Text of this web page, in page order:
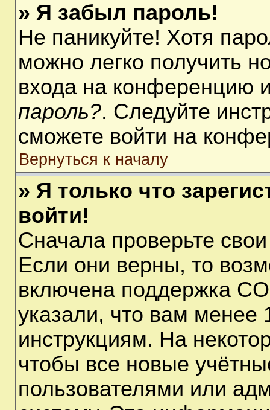
» Я забыл пароль!
Не паникуйте! Хотя
можно легко получить
входа на конференцию
пароль?. Следуйте
сможете войти на
Вернуться к началу
» Я только что
войти!
Сначала проверьте
Если они верны, то
включена поддержка
указали, что вам менее
инструкциям. На
чтобы все новые
пользователями или